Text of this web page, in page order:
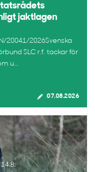
jaktlagen
20041/2026Svenska
SLC r.f. tackar för
u...
07.08.2026